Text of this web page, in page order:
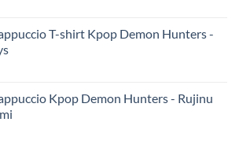
T-shirt Kpop Demon Hunters -
Kpop Demon Hunters - Rujinu